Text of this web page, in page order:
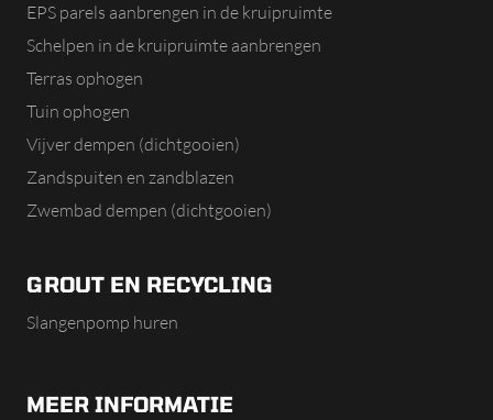
EPS parels aanbrengen in de kruipruimte
Schelpen in de kruipruimte aanbrengen
Terras ophogen
Tuin ophogen
Vijver dempen (dichtgooien)
Zandspuiten en zandblazen
Zwembad dempen (dichtgooien)
GROUT EN RECYCLING
Slangenpomp huren
MEER INFORMATIE